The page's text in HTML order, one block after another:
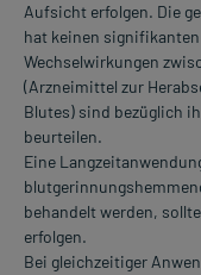
Aufsicht erfolgen. Die
hat keinen
Wechselwirkungen
(Arzneimittel zur
Blutes) sind bezüglich
beurteilen.
Eine
behandelt werden,
erfolgen.
Bei gleichzeitiger